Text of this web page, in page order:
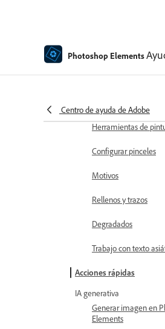
Photoshop Elements
Centro de ayuda de Adobe
Creación de formas
Edición de formas
Herramientas de
Configurar pinceles
Motivos
Rellenos y trazos
Degradados
Trabajo con texto
Acciones rápidas
IA generativa
Generar imagen en
Elements